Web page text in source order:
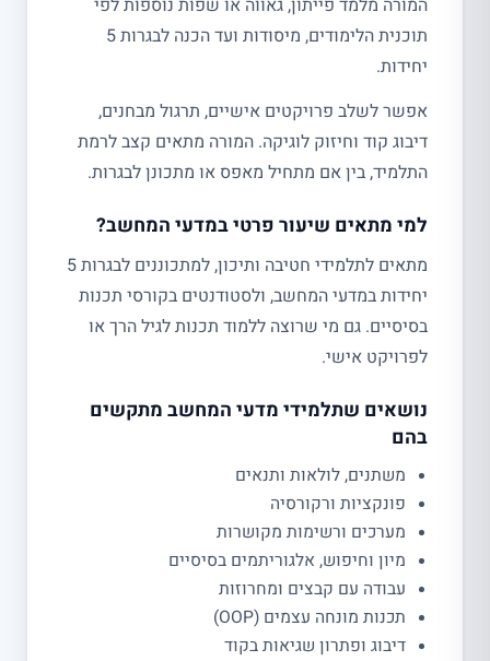
תוכנית הלימודים, מיסודות ועד הכנה לבגרות 5
יחידות.
אפשר לשלב פרויקטים אישיים, תרגול מבחנים,
דיבוג קוד וחיזוק לוגיקה. המורה מתאים קצב לרמת
התלמיד, בין אם מתחיל מאפס או מתכונן לבגרות.
למי מתאים שיעור פרטי במדעי המחשב?
מתאים לתלמידי חטיבה ותיכון, למתכוננים לבגרות 5
יחידות במדעי המחשב, ולסטודנטים בקורסי תכנות
בסיסיים. גם מי שרוצה ללמוד תכנות לגיל הרך או
לפרויקט אישי.
נושאים שתלמידי מדעי המחשב מתקשים
בהם
משתנים, לולאות ותנאים
פונקציות ורקורסיה
מערכים ורשימות מקושרות
מיון וחיפוש, אלגוריתמים בסיסיים
עבודה עם קבצים ומחרוזות
תכנות מונחה עצמים (OOP)
דיבוג ופתרון שגיאות בקוד